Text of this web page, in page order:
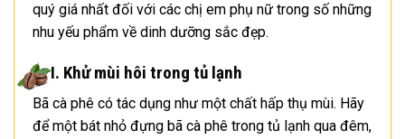
quý giá nhất đối với các chị em phụ nữ trong số những
nhu yếu phẩm về dinh dưỡng sắc đẹp.
I. Khử mùi hôi trong tủ lạnh
Bã cà phê có tác dụng như một chất hấp thụ mùi. Hãy
để một bát nhỏ đựng bã cà phê trong tủ lạnh qua đêm,